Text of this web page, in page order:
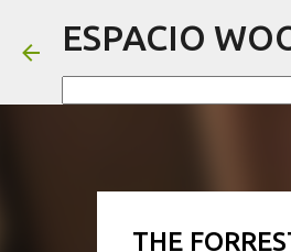
ESPACIO
THE